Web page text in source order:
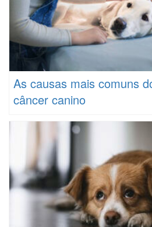
As causas mais comuns
câncer canino